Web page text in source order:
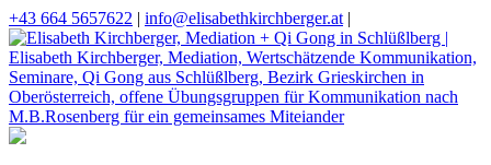
+43 664 5657622 | info@elisabethkirchberger.at |